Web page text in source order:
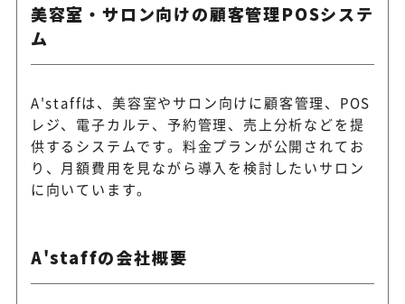
美容室・サロン向けの顧客管理POSシステ
ム
A'staffは、美容室やサロン向けに顧客管理、POS
レジ、電子カルテ、予約管理、売上分析などを提
供するシステムです。料金プランが公開されてお
り、月額費用を見ながら導入を検討したいサロン
に向いています。
A'staffの会社概要